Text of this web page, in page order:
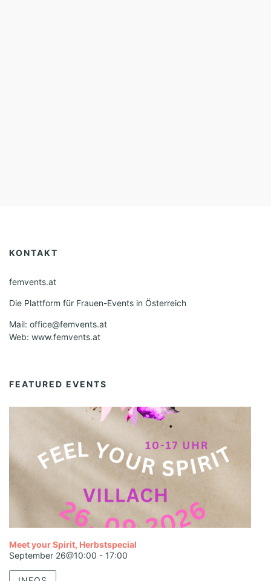
KONTAKT
femvents.at
Die Plattform für Frauen-Events in Österreich
Mail: office@femvents.at
Web: www.femvents.at
FEATURED EVENTS
Meet your Spirit, Herbstspecial
September 26@10:00 - 17:00